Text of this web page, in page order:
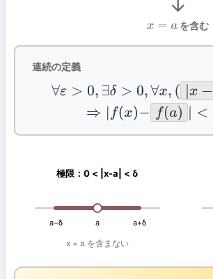
x=a を含む
連続の定義
∀ε>0, ∃δ >0 ∀x ,( |x−a
⇒| (x)− f(a) <ε
極限：0 < |x-a| < δ
a−δ a a+δ
x = a を含まない